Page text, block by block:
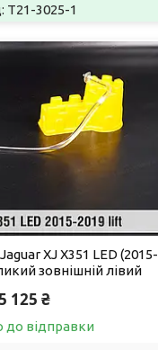
T21-3025-1
XJ X351 LED (2015-
зовнішній лівий
125 ₴
до відправки